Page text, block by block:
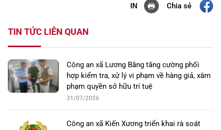
IN Chia sẻ
TIN TỨC LIÊN QUAN
Công an xã Lương Bằng tăng cường phối
hợp kiểm tra, xử lý vi phạm về hàng giả, xâm
phạm quyền sở hữu trí tuệ
31/07/2026
Công an xã Kiến Xương triển khai rà soát